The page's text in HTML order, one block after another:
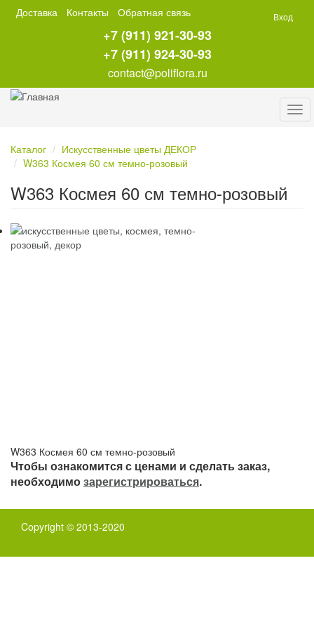
Перейти
Доставка Контакты Обратная связь
+7 (911) 921-30-93
+7 (911) 924-30-93
contact@poliflora.ru
Вход
Каталог
Искусственные цветы ДЕКОР
W363 Космея 60 см темно-розовый
W363 Космея 60 см темно-розовый
W363 Космея 60 см темно-розовый
Чтобы ознакомится с ценами и сделать заказ,
необходимозарегистрироваться.
Copyright © 2013-2020